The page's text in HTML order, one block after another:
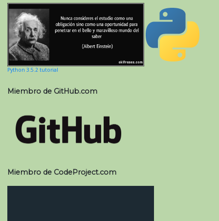
Python 3.5.2 tutorial
Miembro de GitHub.com
Miembro de CodeProject.com